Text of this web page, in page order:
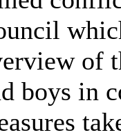
of
boys in